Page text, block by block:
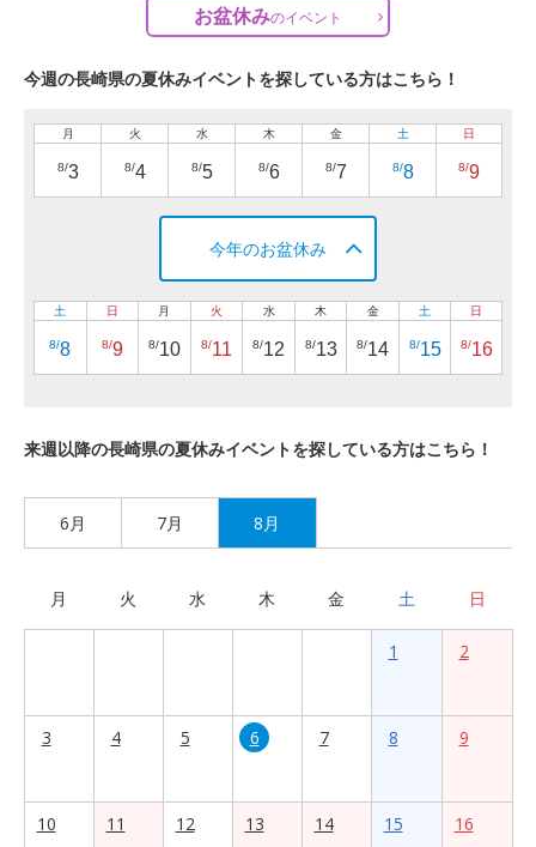
お盆休みのイベント
今週の長崎県の夏休みイベントを探している方はこちら！
月
8/3
火
8/4
水
8/5
木
8/6
金
8/7
土
8/8
日
8/9
今年のお盆休み
土
8/8
日
8/9
月
8/10
火
8/11
水
8/12
木
8/13
金
8/14
土
8/15
日
8/16
来週以降の長崎県の夏休みイベントを探している方はこちら！
6月 7月 8月
月 火 水 木 金 土 日
1 2
3 4 5 6 7 8 9
10
11
12
13
14
15
16